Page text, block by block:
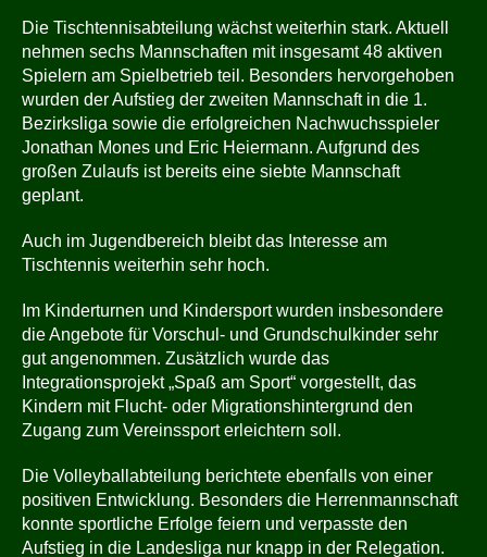
Die Tischtennisabteilung wächst weiterhin stark. Aktuell
nehmen sechs Mannschaften mit insgesamt 48 aktiven
Spielern am Spielbetrieb teil. Besonders hervorgehoben
wurden der Aufstieg der zweiten Mannschaft in die 1.
Bezirksliga sowie die erfolgreichen Nachwuchsspieler
Jonathan Mones und Eric Heiermann. Aufgrund des
großen Zulaufs ist bereits eine siebte Mannschaft
geplant.
Auch im Jugendbereich bleibt das Interesse am
Tischtennis weiterhin sehr hoch.
Im Kinderturnen und Kindersport wurden insbesondere
die Angebote für Vorschul- und Grundschulkinder sehr
gut angenommen. Zusätzlich wurde das
Integrationsprojekt „Spaß am Sport“ vorgestellt, das
Kindern mit Flucht- oder Migrationshintergrund den
Zugang zum Vereinssport erleichtern soll.
Die Volleyballabteilung berichtete ebenfalls von einer
positiven Entwicklung. Besonders die Herrenmannschaft
konnte sportliche Erfolge feiern und verpasste den
Aufstieg in die Landesliga nur knapp in der Relegation.